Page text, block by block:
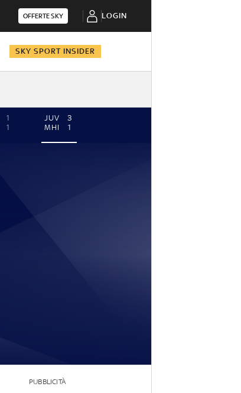
OFFERTE SKY LOGIN
SKY SPORT INSIDER
1
1
JUV
3
MHI
1
PUBBLICITÀ